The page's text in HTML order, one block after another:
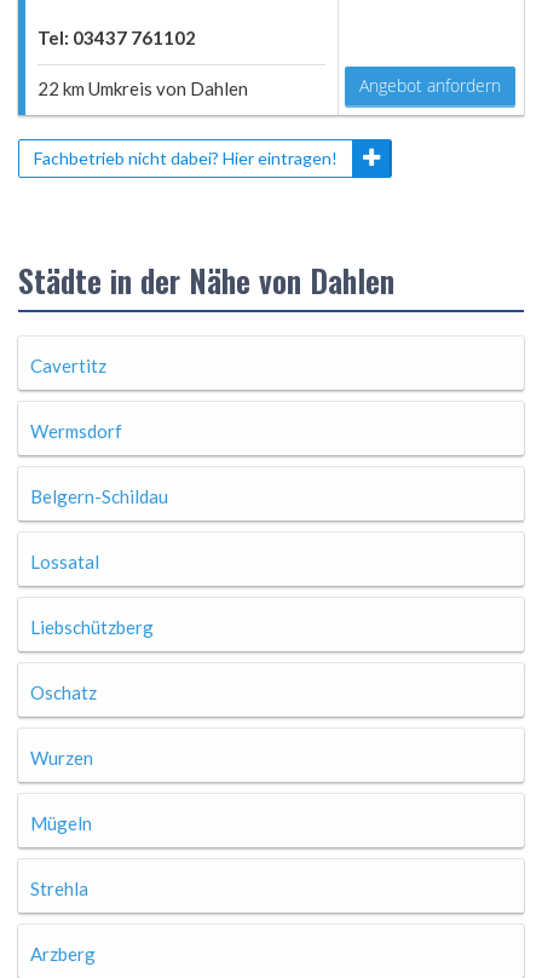
Tel: 03437 761102
22 km Umkreis von Dahlen Angebot anfordern
Fachbetrieb nicht dabei? Hier eintragen!
Städte in der Nähe von Dahlen
Cavertitz
Wermsdorf
Belgern-Schildau
Lossatal
Liebschützberg
Oschatz
Wurzen
Mügeln
Strehla
Arzberg